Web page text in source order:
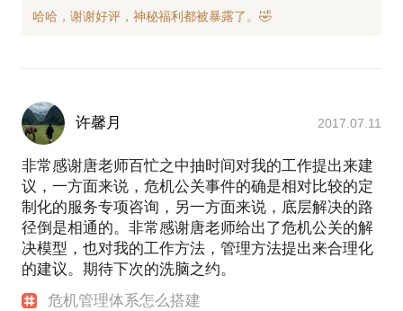
许馨月 2017.07.11
非常感谢唐老师百忙之中抽时间对我的工作提出来建
议，一方面来说，危机公关事件的确是相对比较的定
制化的服务专项咨询，另一方面来说，底层解决的路
径倒是相通的。非常感谢唐老师给出了危机公关的解
决模型，也对我的工作方法，管理方法提出来合理化
的建议。期待下次的洗脑之约。
危机管理体系怎么搭建